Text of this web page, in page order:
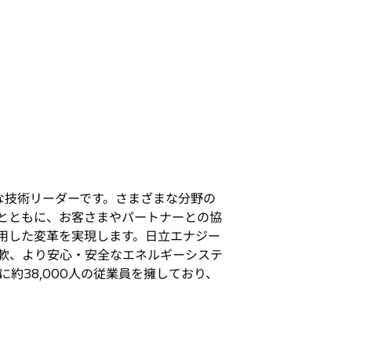
術リーダーです。さまざまな分野の
ともに、お客さまやパートナーとの協
た変革を実現します。日立エナジー
、より安心・安全なエネルギーシステ
約38,000人の従業員を擁しており、